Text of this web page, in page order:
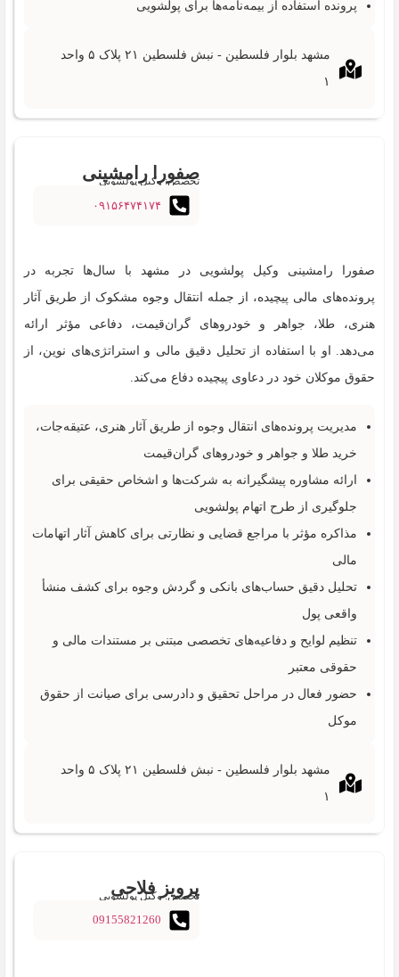
پرونده استفاده از بیمه‌نامه‌ها برای پولشویی
مشهد بلوار فلسطین - نبش فلسطین ۲۱ پلاک ۵ واحد
۱
صفورا رامشینی
تخصص: وکیل پولشویی
۰۹۱۵۶۴۷۴۱۷۴
صفورا رامشینی وکیل پولشویی در مشهد با سال‌ها تجربه در
پرونده‌های مالی پیچیده، از جمله انتقال وجوه مشکوک از طریق آثار
هنری، طلا، جواهر و خودروهای گران‌قیمت، دفاعی مؤثر ارائه
می‌دهد. او با استفاده از تحلیل دقیق مالی و استراتژی‌های نوین، از
حقوق موکلان خود در دعاوی پیچیده دفاع می‌کند.
مدیریت پرونده‌های انتقال وجوه از طریق آثار هنری، عتیقه‌جات،
خرید طلا و جواهر و خودروهای گران‌قیمت
ارائه مشاوره پیشگیرانه به شرکت‌ها و اشخاص حقیقی برای
جلوگیری از طرح اتهام پولشویی
مذاکره مؤثر با مراجع قضایی و نظارتی برای کاهش آثار اتهامات
مالی
تحلیل دقیق حساب‌های بانکی و گردش وجوه برای کشف منشأ
واقعی پول
تنظیم لوایح و دفاعیه‌های تخصصی مبتنی بر مستندات مالی و
حقوقی معتبر
حضور فعال در مراحل تحقیق و دادرسی برای صیانت از حقوق
موکل
مشهد بلوار فلسطین - نبش فلسطین ۲۱ پلاک ۵ واحد
۱
پرویز فلاحی
تخصص: وکیل پولشویی
09155821260